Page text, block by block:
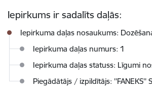
Iepirkums ir sadalīts daļās:
Iepirkuma daļas nosaukums:
Iepirkuma daļas numurs: 1
Iepirkuma daļas statuss: Līgumi
Piegādātājs / izpildītājs: ''FANEKS''